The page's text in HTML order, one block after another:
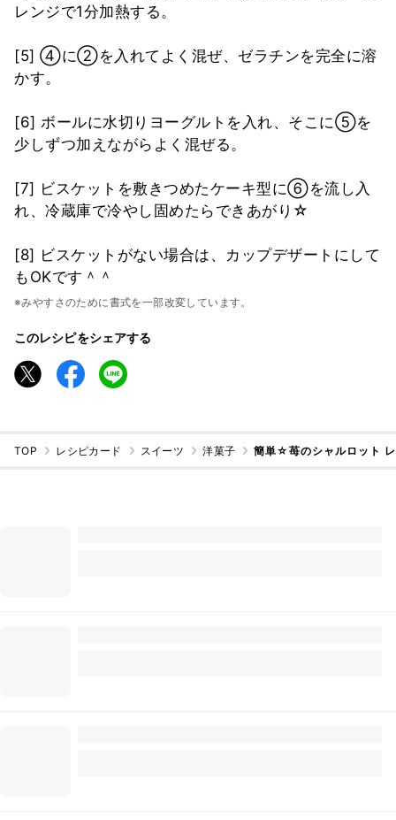
レンジで1分加熱する。
[5] ④に②を入れてよく混ぜ、ゼラチンを完全に溶
かす。
[6] ボールに水切りヨーグルトを入れ、そこに⑤を
少しずつ加えながらよく混ぜる。
[7] ビスケットを敷きつめたケーキ型に⑥を流し入
れ、冷蔵庫で冷やし固めたらできあがり☆
[8] ビスケットがない場合は、カップデザートにして
もOKです＾＾
※みやすさのために書式を一部改変しています。
このレシピをシェアする
TOP レシピカード スイーツ 洋菓子 簡単☆苺のシャルロット